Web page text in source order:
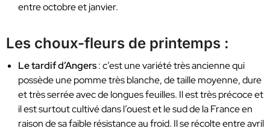
entre octobre et janvier.
Les choux-fleurs de printemps :
Le tardif d’Angers: c’est une variété très ancienne qui
possède une pomme très blanche, de taille moyenne, dure
et très serrée avec de longues feuilles. Il est très précoce et
il est surtout cultivé dans l’ouest et le sud de la France en
raison de sa faible résistance au froid. Il se récolte entre avril